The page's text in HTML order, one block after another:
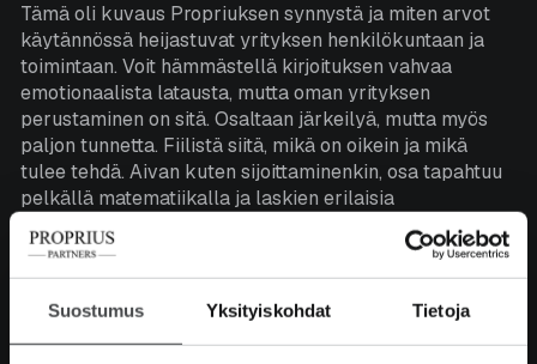
Suostumus Yksityiskohdat Tietoja
Tämä oli kuvaus Propriuksen synnystä ja miten arvot
käytännössä heijastuvat yrityksen henkilökuntaan ja
toimintaan. Voit hämmästellä kirjoituksen vahvaa
emotionaalista latausta, mutta oman yrityksen
perustaminen on sitä. Osaltaan järkeilyä, mutta myös
paljon tunnetta. Fiilistä siitä, mikä on oikein ja mikä
tulee tehdä. Aivan kuten sijoittaminenkin, osa tapahtuu
pelkällä matematiikalla ja laskien erilaisia
tunnuslukuja. Mutta osa sijoittamisesta on puhtaasti
tunteiden hallintaa ja psykologiaa. Miten minä
käyttäydyn sijoittajana ja miten muut toimivat
markkinoilla. Miten eri tuotteet ja palvelut löytävät